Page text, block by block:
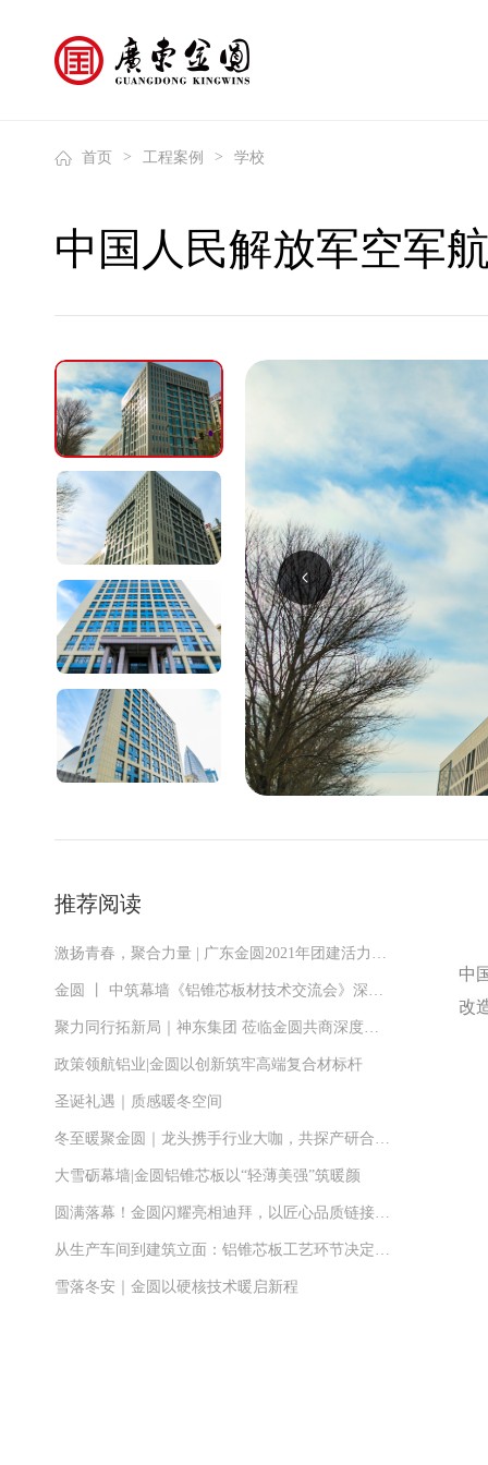
首页 > 工程案例 > 学校
中国人民解放军空军
推荐阅读
激扬青春，聚合力量 | 广东金圆2021年团建活力启航
金圆 丨 中筑幕墙《铝锥芯板材技术交流会》深度对话幕墙设计力量！
聚力同行拓新局｜神东集团 莅临金圆共商深度合作
政策领航铝业|金圆以创新筑牢高端复合材标杆
圣诞礼遇｜质感暖冬空间
冬至暖聚金圆｜龙头携手行业大咖，共探产研合作新路径
大雪砺幕墙|金圆铝锥芯板以“轻薄美强”筑暖颜
圆满落幕！金圆闪耀亮相迪拜，以匠心品质链接全球合作
从生产车间到建筑立面：铝锥芯板工艺环节决定品质
雪落冬安｜金圆以硬核技术暖启新程
中
改